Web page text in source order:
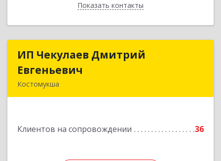
Показать контакты
Назад
ИП Чекулаев Дмитрий
Евгеньевич
Костомукша
Клиентов на сопровождении 36
ИП Чекулаев Дмитрий